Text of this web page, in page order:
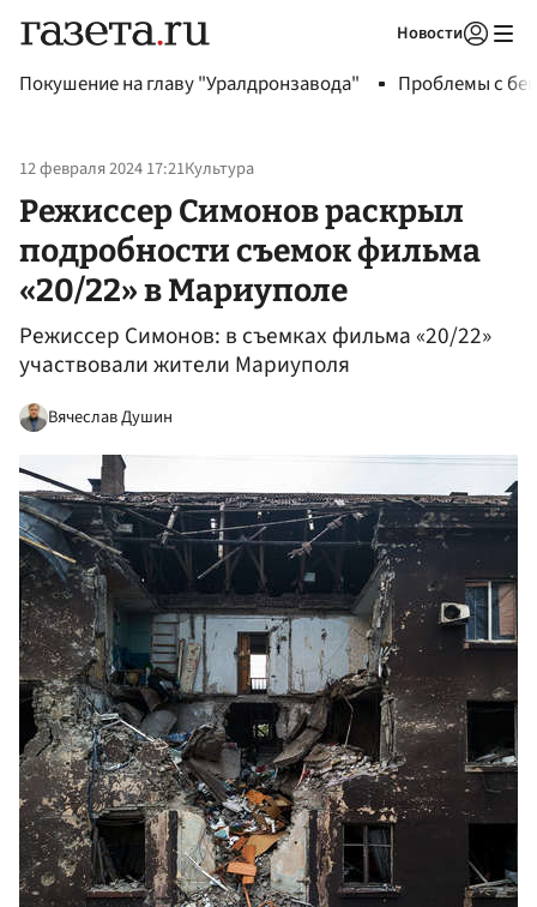
Новости
Покушение на главу "Уралдронзавода" Проблемы с
12 февраля 2024 17:21Культура
Режиссер Симонов раскрыл
подробности съемок фильма
«20/22» в Мариуполе
Режиссер Симонов: в съемках фильма «20/22»
участвовали жители Мариуполя
Вячеслав Душин